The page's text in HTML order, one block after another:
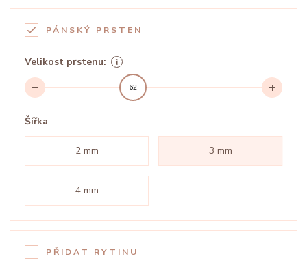
PÁNSKÝ PRSTEN
Velikost prstenu:
62
Šířka
2 mm 3 mm
4 mm
PŘIDAT RYTINU